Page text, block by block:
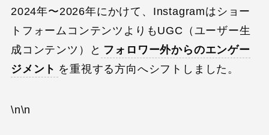
2024年〜2026年にかけて、Instagramはショー
トフォームコンテンツよりもUGC（ユーザー生
成コンテンツ）と フォロワー外からのエンゲー
ジメント を重視する方向へシフトしました。
\n\n